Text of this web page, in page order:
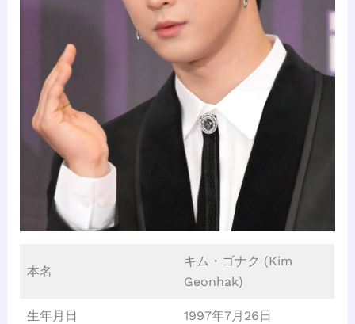
本名
キム・ゴナク (Kim
Geonhak)
生年月日 1997年7月26日